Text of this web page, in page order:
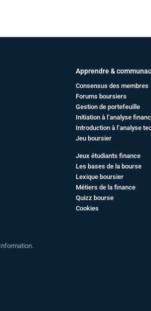
Apprendre &
Consensus des membres
Forums boursiers
Gestion de portefeuille
Initiation à l’analyse
Introduction à l’analyse
Jeu boursier
Jeux étudiants finance
Les bases de la bourse
Lexique boursier
Métiers de la finance
Quizz bourse
Cookies